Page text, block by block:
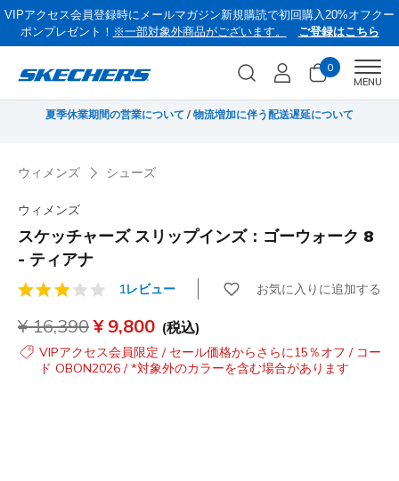
VIPアクセス会員登録時にメールマガジン新規購読で初回購入20%オフクー
ポンプレゼント！ ※一部対象外商品がございます。 ご登録はこちら
0
MENU
夏季休業期間の営業について / 物流増加に伴う配送遅延について
ウィメンズ シューズ
ウィメンズ
スケッチャーズ スリップインズ：ゴーウォーク 8
- ティアナ
顧客評価5/5件 1レビュー お気に入りに追加する
からの値引き
¥ 16,390から
¥ 9,800 (税込)
VIPアクセス会員限定 / セール価格からさらに15％オフ / コー
ド OBON2026 / *対象外のカラーを含む場合があります